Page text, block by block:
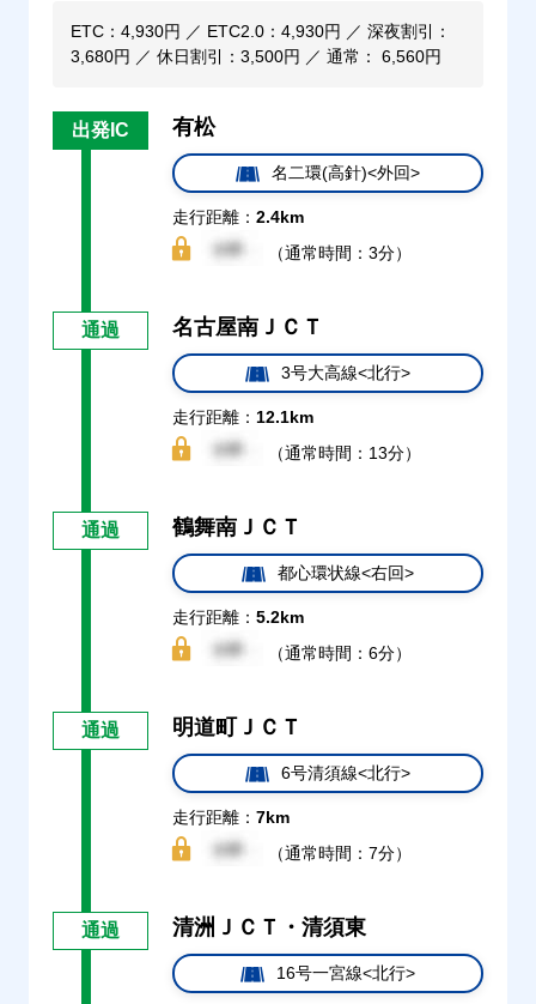
ETC：4,930円 ／ ETC2.0：4,930円 ／ 深夜割引：
3,680円 ／ 休日割引：3,500円 ／ 通常： 6,560円
出発IC 有松
名二環(高針)<外回>
走行距離： 2.4km
（通常時間：3分）
通過 名古屋南ＪＣＴ
3号大高線<北行>
走行距離： 12.1km
（通常時間：13分）
通過 鶴舞南ＪＣＴ
都心環状線<右回>
走行距離： 5.2km
（通常時間：6分）
通過 明道町ＪＣＴ
6号清須線<北行>
走行距離： 7km
（通常時間：7分）
通過 清洲ＪＣＴ・清須東
16号一宮線<北行>